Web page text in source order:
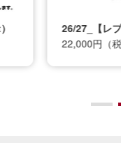
26/27_【レ
22,000円（税